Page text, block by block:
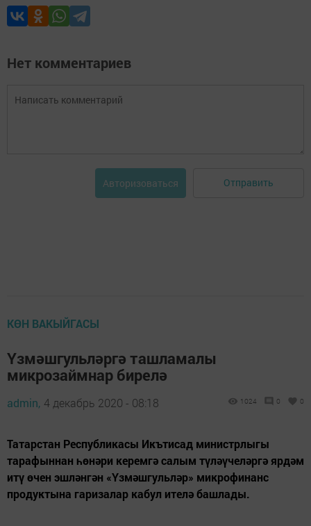
Нет комментариев
Авторизоваться Отправить
КӨН ВАКЫЙГАСЫ
Үзмәшгульләргә ташламалы
микрозаймнар бирелә
admin, 4 декабрь 2020 - 08:18 1024 0 0
Татарстан Республикасы Икътисад министрлыгы
тарафыннан һөнәри керемгә салым түләүчеләргә ярдәм
итү өчен эшләнгән «Үзмәшгульләр» микрофинанс
продуктына гаризалар кабул ителә башлады.